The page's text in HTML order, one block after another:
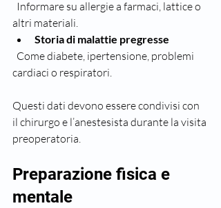
altri materiali.
Storia di malattie pregresse
cardiaci o respiratori.
Questi dati devono essere condivisi con
il chirurgo e l’anestesista durante la visita
preoperatoria.
Preparazione fisica e
mentale